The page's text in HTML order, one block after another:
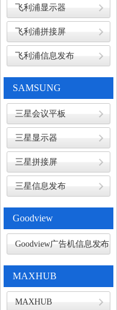
飞利浦显示器
飞利浦拼接屏
飞利浦信息发布
SAMSUNG
三星会议平板
三星显示器
三星拼接屏
三星信息发布
Goodview
Goodview广告机信息发布
MAXHUB
MAXHUB